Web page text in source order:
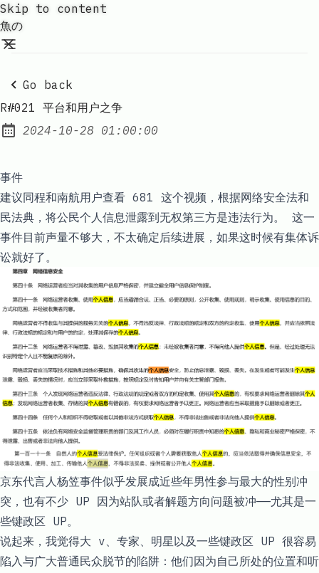
Skip to content
魚の
Go back
R#021 平台和用户之争
Posted on:
2024-10-28 01:00:00
事件
建议同程和南航用户查看 681 这个视频 ，根据网络安全法和
民法典 ，将公民个人信息泄露到无权第三方是违法行为。 这一
事件目前声量不够大，不太确定后续进展，如果这时候有集体诉
讼就好了。
京东代言人杨笠事件似乎发展成近些年男性参与最大的性别冲
突，也有不少 UP 因为站队或者解题方向问题被冲——尤其是一
些键政区 UP。
说起来，我觉得大 v、专家、明星以及一些键政区 UP 很容易
陷入与广大普通民众脱节的陷阱：他们因为自己所处的位置和听